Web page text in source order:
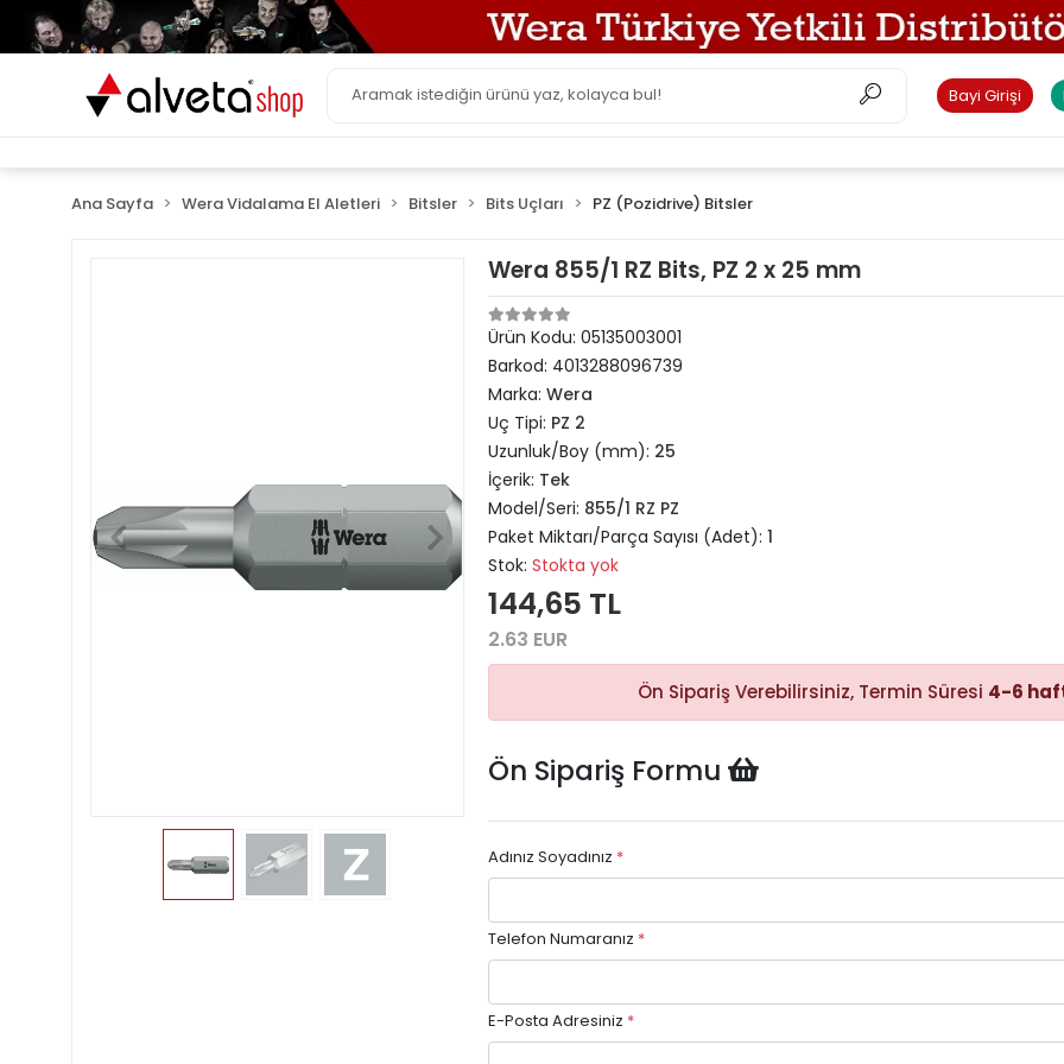
Bayi Girişi
Ana Sayfa Wera Vidalama El Aletleri Bitsler Bits Uçları PZ (Pozidrive) Bitsler
Wera 855/1 RZ Bits, PZ 2 x 25 mm
Ürün Kodu: 05135003001
Barkod: 4013288096739
Marka: Wera
Uç Tipi: PZ 2
Uzunluk/Boy (mm): 25
İçerik: Tek
Model/Seri: 855/1 RZ PZ
Paket Miktarı/Parça Sayısı (Adet): 1
Stok: Stokta yok
144,65 TL
2.63 EUR
Ön Sipariş Verebilirsiniz, Termin Süresi 4-6
Ön Sipariş Formu
Adınız Soyadınız *
Telefon Numaranız *
E-Posta Adresiniz *
ekleyerek
adımına
Stok
avantajı.